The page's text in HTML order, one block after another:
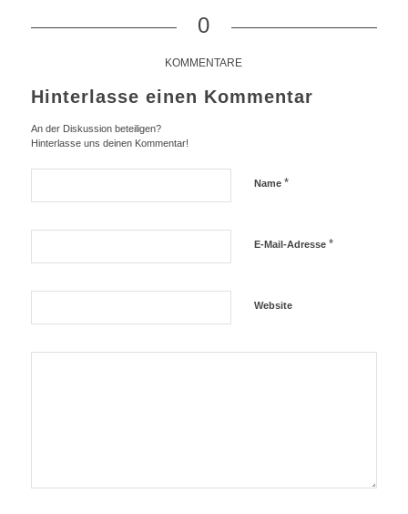
0
KOMMENTARE
Hinterlasse einen Kommentar
An der Diskussion beteiligen?
Hinterlasse uns deinen Kommentar!
Name *
E-Mail-Adresse *
Website